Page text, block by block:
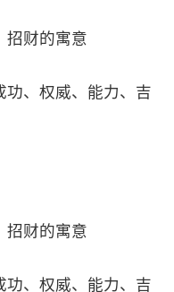
招财的寓意
功、权威、能力、吉
招财的寓意
功、权威、能力、吉